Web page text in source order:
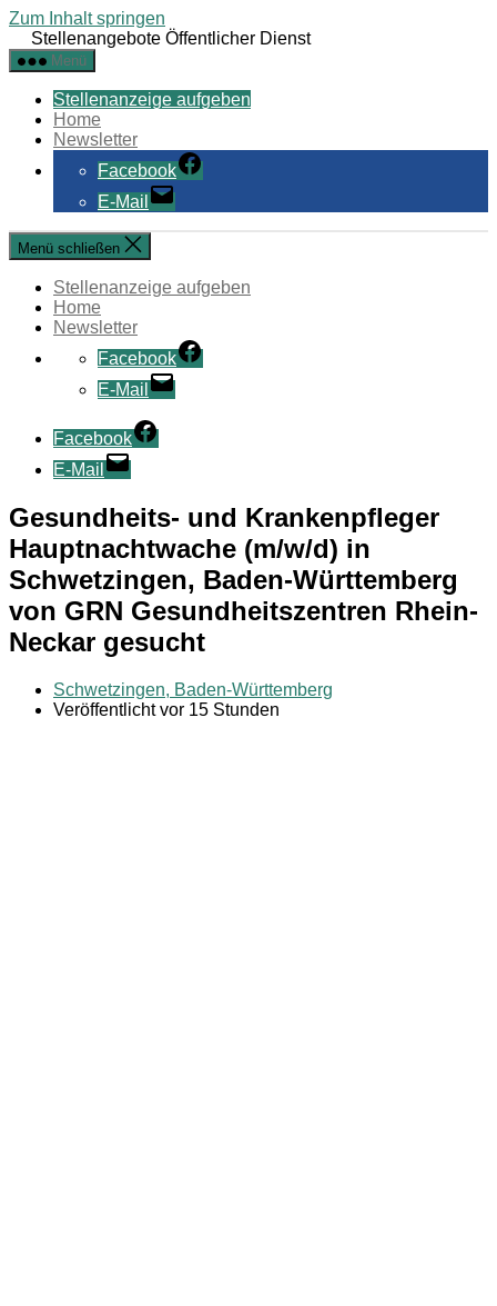
Zum Inhalt springen
Stellenangebote Öffentlicher Dienst
Menü
Stellenanzeige aufgeben
Home
Newsletter
Facebook
E-Mail
Menü schließen
Stellenanzeige aufgeben
Home
Newsletter
Facebook
E-Mail
Facebook
E-Mail
Gesundheits- und Krankenpfleger
Hauptnachtwache (m/w/d) in
Schwetzingen, Baden-Württemberg
von GRN Gesundheitszentren Rhein-
Neckar gesucht
Schwetzingen, Baden-Württemberg
Veröffentlicht vor 15 Stunden